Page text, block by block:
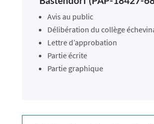
Avis au public
Délibération du collège
Lettre d’approbation
Partie écrite
Partie graphique